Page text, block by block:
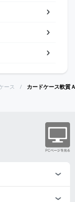
ース カードケース軟質